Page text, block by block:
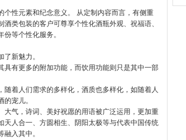
性元素和纪念意义。 从定制内容而言，有侧重
类包装的客户可尊享个性化酒瓶外观、祝福语、
等个性化服务。
新魅力。
有更多的附加功能，而饮用功能则只是其中一部
着人们需求的多样化，酒质也多样化，如随着人
宠儿。
气，诗词、美好祝愿的用语被广泛运用，更加重
人合一、方圆相生、阴阳太极等与代表中国传统
入其中。